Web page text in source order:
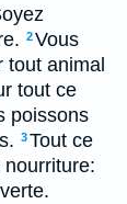
2Vous
animal
tout ce
poissons
3Tout ce